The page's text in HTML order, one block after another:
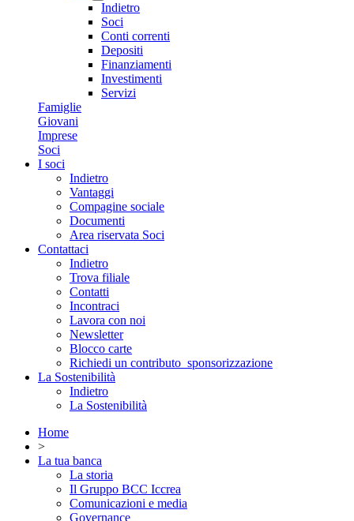
Indietro
Soci
Conti correnti
Depositi
Finanziamenti
Investimenti
Servizi
Famiglie
Giovani
Imprese
Soci
I soci
Indietro
Vantaggi
Compagine sociale
Documenti
Area riservata Soci
Contattaci
Indietro
Trova filiale
Contatti
Incontraci
Lavora con noi
Newsletter
Blocco carte
Richiedi un contributo_sponsorizzazione
La Sostenibilità
Indietro
La Sostenibilità
Home
>
La tua banca
La storia
Il Gruppo BCC Iccrea
Comunicazioni e media
Governance